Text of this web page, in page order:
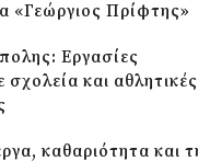
«Γεώργιος Πρίφτης»
Εργασίες
και αθλητικές
καθαριότητα και